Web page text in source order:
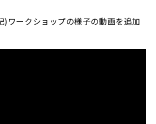
)ワークショップの様子の動画を追加